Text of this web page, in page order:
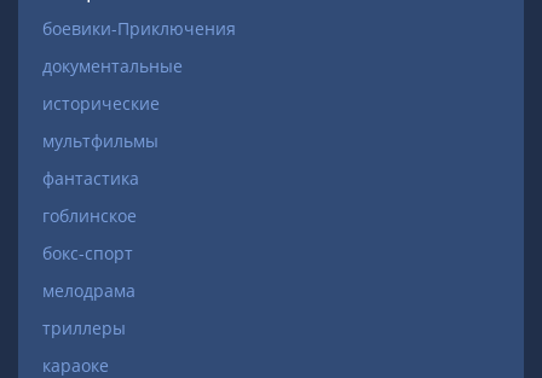
боевики-Приключения
документальные
исторические
мультфильмы
фантастика
гоблинское
бокс-спорт
мелодрама
триллеры
караоке